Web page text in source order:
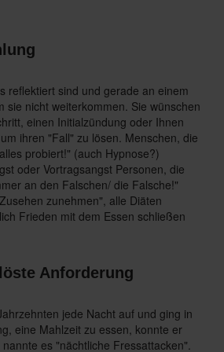
reflektiert sind und gerade an einem
sie nicht weiterkommen. Sie wünschen
einen Initialzündung oder Ihnen
ihren "Fall" zu lösen. Menschen, die
probiert!" (auch Hypnose?)
oder Vortragsangst Personen, die
an den Falschen/ die Falsche!"
zunehmen", alle Diäten
Frieden mit dem Essen schließen
Anforderung
jede Nacht auf und ging in
eine Mahlzeit zu essen, konnte er
es "nächtliche Fressattacken".